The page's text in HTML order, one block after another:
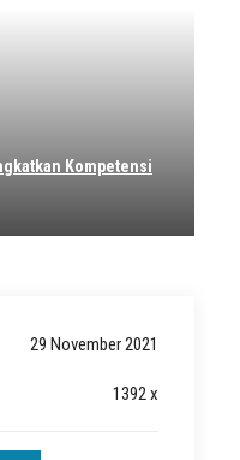
Kompetensi
29 November 2021
1392 x